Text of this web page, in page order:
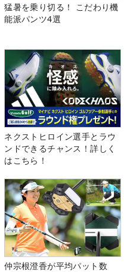
猛暑を乗り切る！ こだわり機
能派パンツ4選
ネクストヒロイン選手とラウ
ンドできるチャンス！詳しく
はこちら！
仲宗根澄香が平均パット数